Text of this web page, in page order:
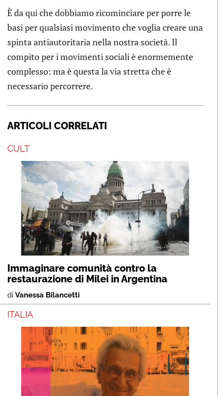
È da qui che dobbiamo ricominciare per porre le
basi per qualsiasi movimento che voglia creare una
spinta antiautoritaria nella nostra società. Il
compito per i movimenti sociali è enormemente
complesso: ma è questa la via stretta che è
necessario percorrere.
ARTICOLI CORRELATI
CULT
Immaginare comunità contro la
restaurazione di Milei in Argentina
di Vanessa Bilancetti
ITALIA